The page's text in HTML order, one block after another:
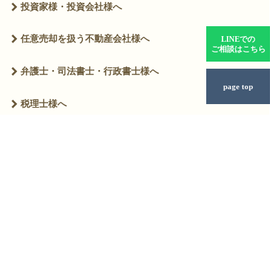
投資家様・投資会社様へ
任意売却を扱う不動産会社様へ
弁護士・司法書士・行政書士様へ
税理士様へ
LINEでの
ご相談はこちら
page top